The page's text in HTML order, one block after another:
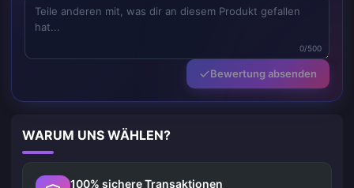
0/500
Bewertung absenden
WARUM UNS WÄHLEN?
100% sichere Transaktionen